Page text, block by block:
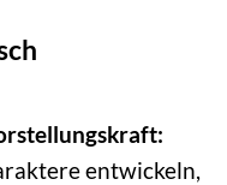
entwickeln,